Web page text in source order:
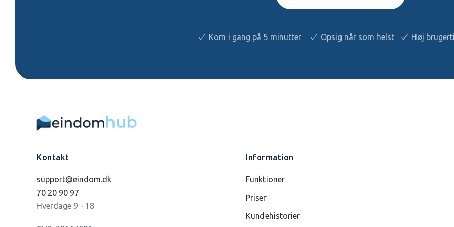
Kom i gang på 5 minutter Opsig når som helst Høj
Kontakt
support@eindom.dk
70 20 90 97
Hverdage 9 - 18
Information
Funktioner
Priser
Kundehistorier